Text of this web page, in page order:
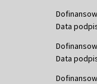
Data
Data